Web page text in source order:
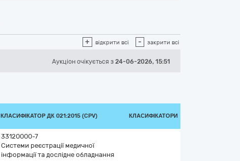
+ відкрити всі - закрити всі
Аукціон очікується з 24-06-2026, 15:51
КЛАСИФІКАТОР ДК 021:2015 (CPV) КЛАСИФІКАТОРИ
33120000-7
Системи реєстрації медичної
інформації та дослідне обладнання